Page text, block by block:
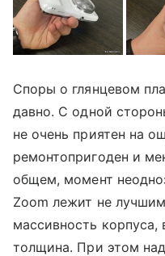
Споры о глянцевом
давно. С одной
не очень приятен на
ремонтопригоден и
общем, момент
Zoom лежит не
массивность корпуса,
толщина. При этом